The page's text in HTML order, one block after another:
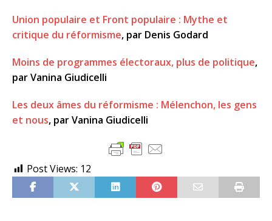
Union populaire et Front populaire : Mythe et
critique du réformisme, par Denis Godard
Moins de programmes électoraux, plus de politique,
par Vanina Giudicelli
Les deux âmes du réformisme : Mélenchon, les gens
et nous, par Vanina Giudicelli
Post Views: 12